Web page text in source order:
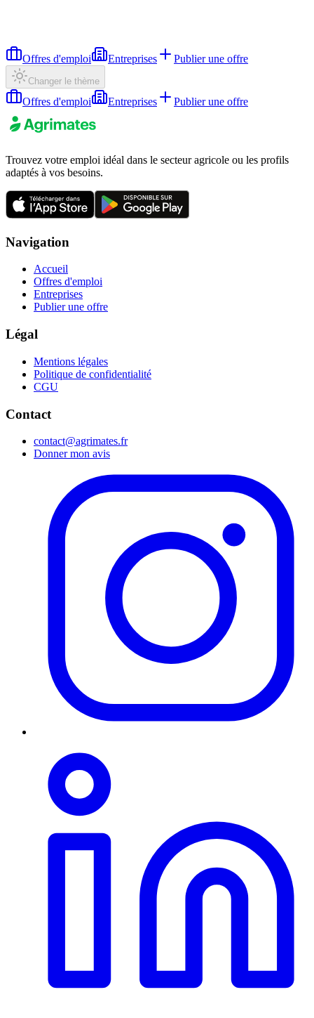
Offres d'emploi Entreprises Publier une offre
Changer le thème
Offres d'emploi Entreprises Publier une offre
Trouvez votre emploi idéal dans le secteur agricole ou les profils
adaptés à vos besoins.
Navigation
Accueil
Offres d'emploi
Entreprises
Publier une offre
Légal
Mentions légales
Politique de confidentialité
CGU
Contact
contact@agrimates.fr
Donner mon avis